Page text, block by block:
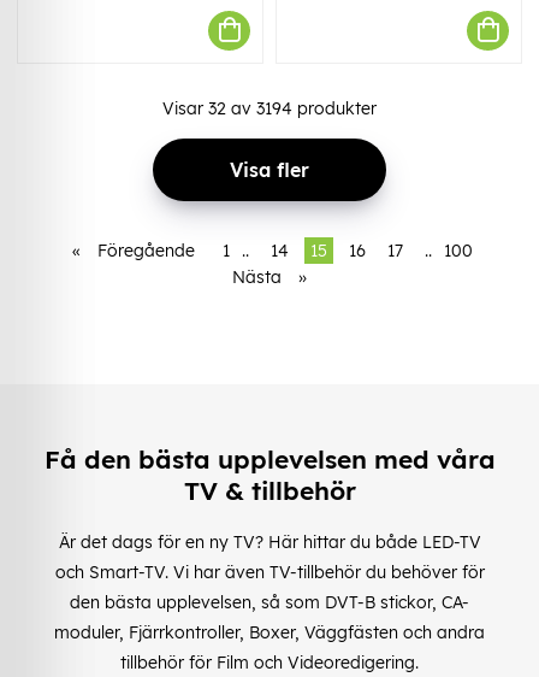
Visar 32 av 3194 produkter
Visa fler
« Föregående 1 .. 14 15 16 17 ..
100
Nästa
»
Få den bästa upplevelsen med våra
TV & tillbehör
Är det dags för en ny TV? Här hittar du både LED-TV
och Smart-TV. Vi har även TV-tillbehör du behöver för
den bästa upplevelsen, så som DVT-B stickor, CA-
moduler, Fjärrkontroller, Boxer, Väggfästen och andra
tillbehör för Film och Videoredigering.